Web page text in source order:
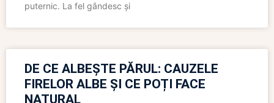
puternic. La fel gândesc și
DE CE ALBEȘTE PĂRUL: CAUZELE
FIRELOR ALBE ȘI CE POȚI FACE
NATURAL